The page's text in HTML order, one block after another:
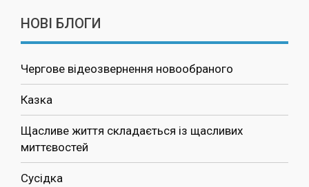
НОВІ БЛОГИ
Чергове відеозвернення новообраного
Казка
Щасливе життя складається із щасливих
миттєвостей
Сусідка